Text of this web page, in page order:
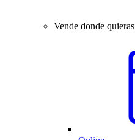
Vende donde quieras